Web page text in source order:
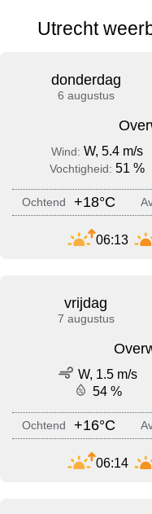
Utrecht
donderdag
6 augustus
Wind: W, 5.4 m/s
Vochtigheid: 51 %
Ochtend +18°C
06:13
vrijdag
7 augustus
W, 1.5 m/s
54 %
Ochtend +16°C
06:14